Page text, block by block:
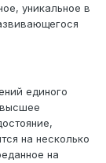
уникальное в
единого
на несколько
на